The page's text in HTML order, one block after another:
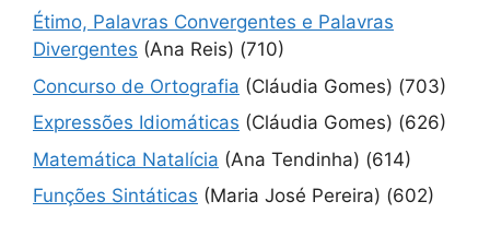
Étimo, Palavras Convergentes e Palavras
Divergentes (Ana Reis) (710)
Concurso de Ortografia (Cláudia Gomes) (703)
Expressões Idiomáticas (Cláudia Gomes) (626)
Matemática Natalícia (Ana Tendinha) (614)
Funções Sintáticas (Maria José Pereira) (602)